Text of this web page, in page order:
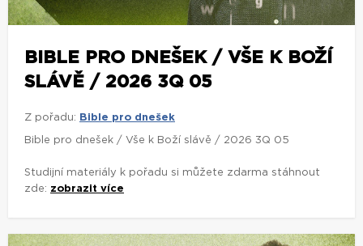
BIBLE PRO DNEŠEK / VŠE K BOŽÍ
SLÁVĚ / 2026 3Q 05
Z pořadu: Bible pro dnešek
Bible pro dnešek / Vše k Boží slávě / 2026 3Q 05
Studijní materiály k pořadu si můžete zdarma stáhnout
zde: zobrazit více